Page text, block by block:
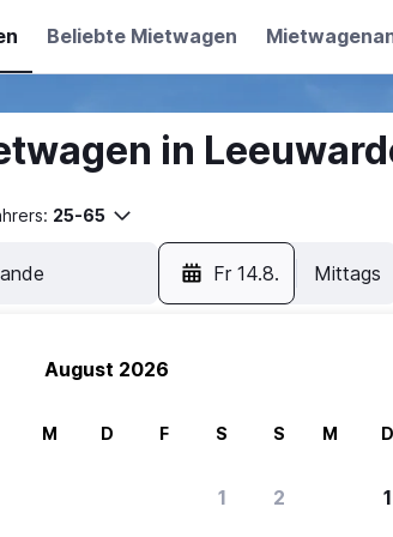
Beliebte Mietwagen
in
25-65
Fr 14.8. Mittags
August 2026
M D F S S
1 2
M D
1